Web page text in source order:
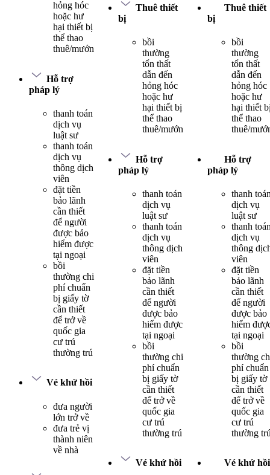
hỏng hóc
hoặc hư
hại thiết bị
thể thao
thuê/mướn
Hỗ trợ
pháp lý
thanh toán
dịch vụ
luật sư
thanh toán
dịch vụ
thông dịch
viên
đặt tiền
bảo lãnh
cần thiết
để người
được bảo
hiểm được
tại ngoại
bồi
thường chi
phí chuẩn
bị giấy tờ
cần thiết
để trở về
quốc gia
cư trú
thường trú
Vé khứ hồi
đưa người
lớn trở về
đưa trẻ vị
thành niên
về nhà
Thuê thiết
bị
bồi
thường
tổn thất
dẫn đến
hỏng hóc
hoặc hư
hại thiết bị
thể thao
thuê/mướn
Hỗ trợ
pháp lý
thanh toán
dịch vụ
luật sư
thanh toán
dịch vụ
thông dịch
viên
đặt tiền
bảo lãnh
cần thiết
để người
được bảo
hiểm được
tại ngoại
bồi
thường chi
phí chuẩn
bị giấy tờ
cần thiết
để trở về
quốc gia
cư trú
thường trú
Vé khứ hồi
Thuê thiết
bị
bồi
thường
tổn thất
dẫn đến
hỏng hóc
hoặc hư
hại thiết
thể thao
thuê/
Hỗ trợ
pháp lý
thanh
dịch vụ
luật sư
thanh
dịch vụ
thông
viên
đặt tiền
bảo lãnh
cần thiết
để người
được bảo
hiểm
tại ngoại
bồi
thường
phí chuẩn
bị giấy tờ
cần thiết
để trở về
quốc gia
cư trú
thường
Vé khứ hồi